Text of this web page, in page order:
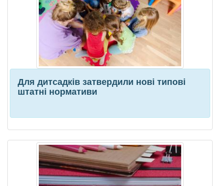
Для дитсадків затвердили нові типові
штатні нормативи